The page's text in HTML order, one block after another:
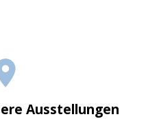
Ausstellungen